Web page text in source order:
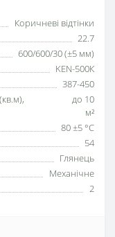
Коричневі відтінки
22.7
600/600/30 (±5 мм)
KEN-500К
387-450
до 10
м²
80 ±5 °С
54
Глянець
Механічне
2